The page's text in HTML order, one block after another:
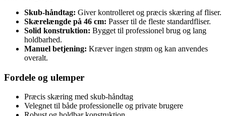
Skub-håndtag: Giver kontrolleret og præcis skæring af fliser.
Skærelængde på 46 cm: Passer til de fleste standardfliser.
Solid konstruktion: Bygget til professionel brug og lang
holdbarhed.
Manuel betjening: Kræver ingen strøm og kan anvendes
overalt.
Fordele og ulemper
Præcis skæring med skub-håndtag
Velegnet til både professionelle og private brugere